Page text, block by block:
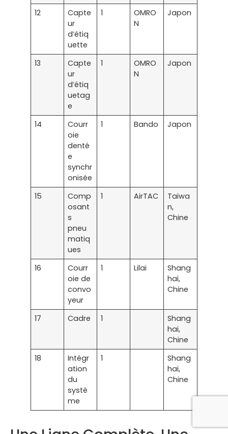
12
Capte
ur
d’étiq
uette
1
OMRO
N
Japon
13
Capte
ur
d’étiq
uetag
e
1
OMRO
N
Japon
14
Courr
oie
denté
e
synchr
onisée
1 Bando Japon
15
Comp
osant
s
pneu
matiq
ues
1 AirTAC
Taïwa
n,
Chine
16
Courr
oie de
convo
yeur
1 Lilai
Shang
hai,
Chine
17 Cadre 1
Shang
hai,
Chine
18
Intégr
ation
du
systè
me
1
Shang
hai,
Chine